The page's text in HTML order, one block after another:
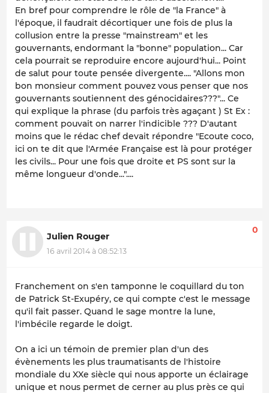
En bref pour comprendre le rôle de "la France" à
l'époque, il faudrait décortiquer une fois de plus la
collusion entre la presse "mainstream" et les
gouvernants, endormant la "bonne" population... Car
cela pourrait se reproduire encore aujourd'hui... Point
de salut pour toute pensée divergente.... "Allons mon
bon monsieur comment pouvez vous penser que nos
gouvernants soutiennent des génocidaires???"... Ce
qui explique la phrase (du parfois très agaçant ) St Ex :
comment pouvait on narrer l'indicible ??? D'autant
moins que le rédac chef devait répondre "Ecoute coco,
ici on te dit que l'Armée Française est là pour protéger
les civils... Pour une fois que droite et PS sont sur la
même longueur d'onde..."....
Julien Rouger
16 avril 2014 à 08:52:13
0
Franchement on s'en tamponne le coquillard du ton
de Patrick St-Exupéry, ce qui compte c'est le message
qu'il fait passer. Quand le sage montre la lune,
l'imbécile regarde le doigt.
On a ici un témoin de premier plan d'un des
évènements les plus traumatisants de l'histoire
mondiale du XXe siècle qui nous apporte un éclairage
unique et nous permet de cerner au plus près ce qui